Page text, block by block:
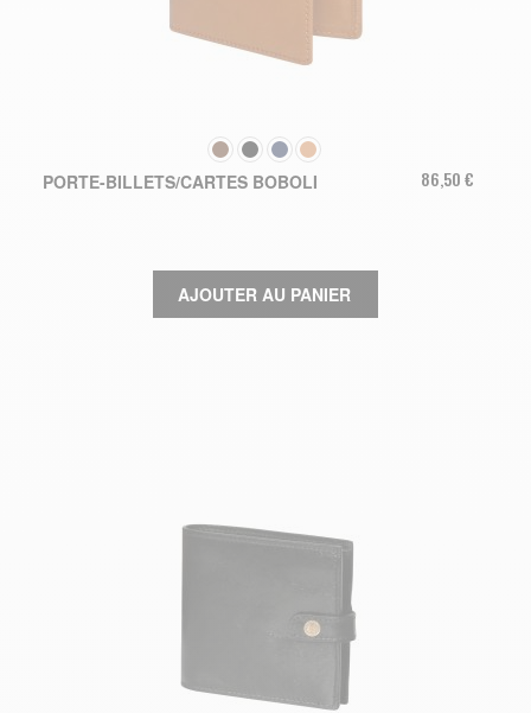
COULEUR
PORTE-BILLETS/CARTES BOBOLI 86,50 €
AJOUTER AU PANIER